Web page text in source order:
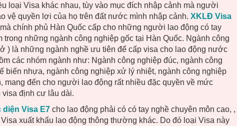
loại Visa khác nhau, tùy vào mục đích nhập cảnh mà người
vệ quyền lợi của họ trên đất nước mình nhập cảnh. XKLĐ Visa
chính phủ Hàn Quốc cấp cho những người lao động có tay
trong những ngành công nghiệp gốc tại Hàn Quốc. Ngành công
) là những ngành nghề ưu tiên để cấp visa cho lao động nước
các nhóm ngành như: Ngành công nghiệp đúc, ngành công
biến nhựa, ngành công nghiệp xử lý nhiệt, ngành công nghiệp
mang đến cho người lao động rất nhiều đặc quyền về mức
visa định cư lâu dài.
Visa E7 cho lao động phải có có tay nghề chuyên môn cao, ,
xuất khẩu lao động thông thường khác. Do đó loại Visa này